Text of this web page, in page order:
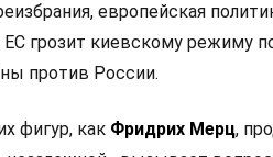
европейская
ЕС грозит киевскому режиму
против России.
фигур, как Фридрих Мерц,